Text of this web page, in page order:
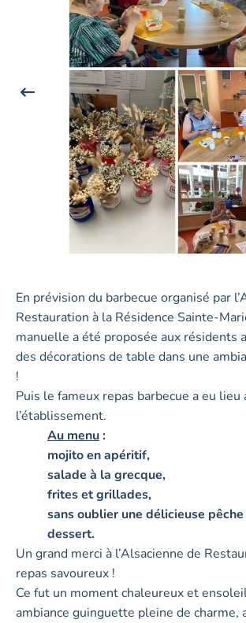
En prévision du barbecue organisé par
Restauration à la Résidence Sainte-
manuelle a été proposée aux résidents
des décorations de table dans une
!
Puis le fameux repas barbecue a eu lieu
l’établissement.
Au menu:
mojito en apéritif,
salade à la grecque,
frites et grillades,
sans oublier une délicieuse
dessert.
Un grand merci à l’Alsacienne de
repas savoureux !
Ce fut un moment chaleureux et
ambiance guinguette pleine de charme,